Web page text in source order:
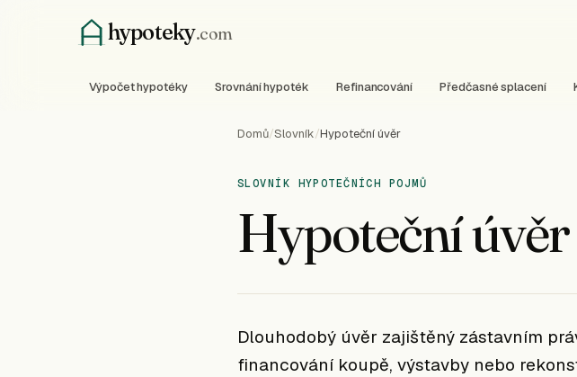
hypoteky.com
Výpočet hypotéky Srovnání hypoték Refinancování Předčasné splacení
Domů/Slovník/Hypoteční úvěr
SLOVNÍK HYPOTEČNÍCH POJMŮ
Hypoteční úvěr
Dlouhodobý úvěr zajištěný zástavním
financování koupě, výstavby nebo